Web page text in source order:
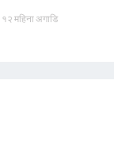
१२ महिना अगाडि